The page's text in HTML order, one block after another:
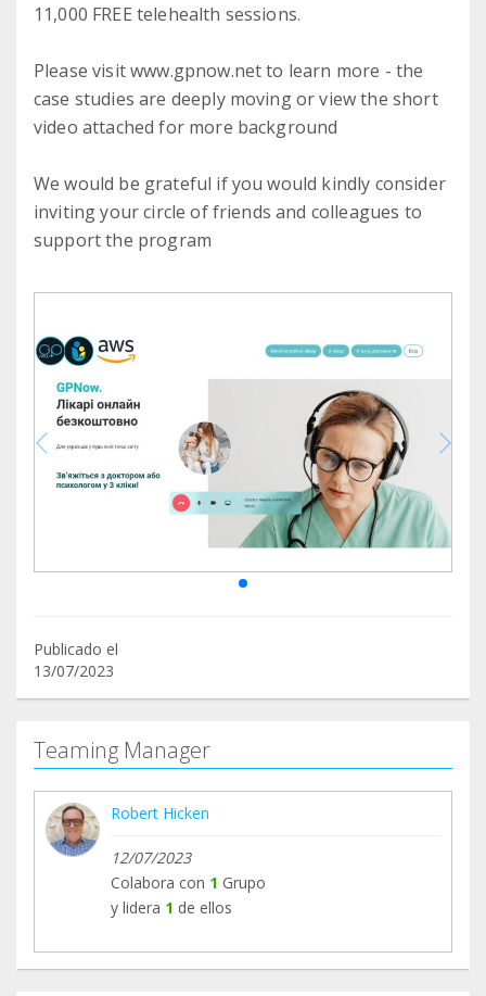
11,000 FREE telehealth sessions.
Please visit www.gpnow.net to learn more - the
case studies are deeply moving or view the short
video attached for more background
We would be grateful if you would kindly consider
inviting your circle of friends and colleagues to
support the program
Publicado el
13/07/2023
Teaming Manager
Robert Hicken
12/07/2023
Colabora con 1 Grupo
y lidera 1 de ellos